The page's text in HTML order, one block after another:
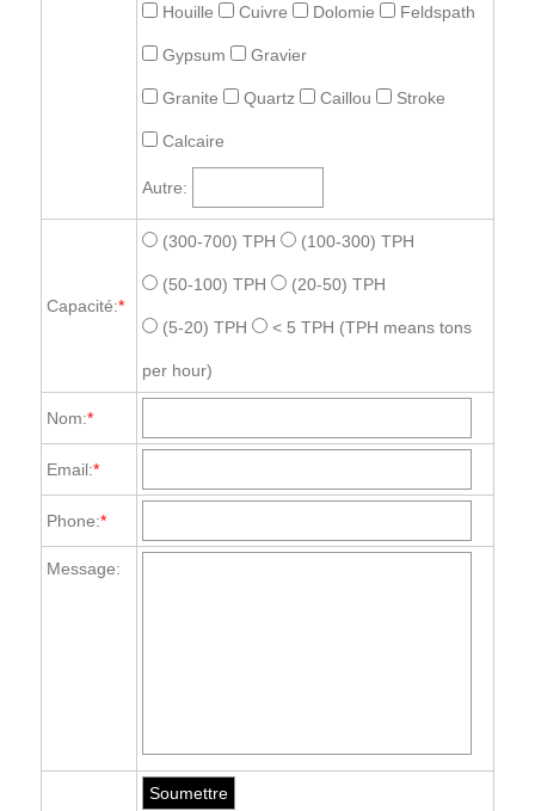
Houille Cuivre Dolomie Feldspath
Gypsum Gravier
Granite Quartz Caillou Stroke
Calcaire
Autre:
Capacité:*
(300-700) TPH (100-300) TPH
(50-100) TPH (20-50) TPH
(5-20) TPH < 5 TPH (TPH means tons
per hour)
Nom:*
Email:*
Phone:*
Message: